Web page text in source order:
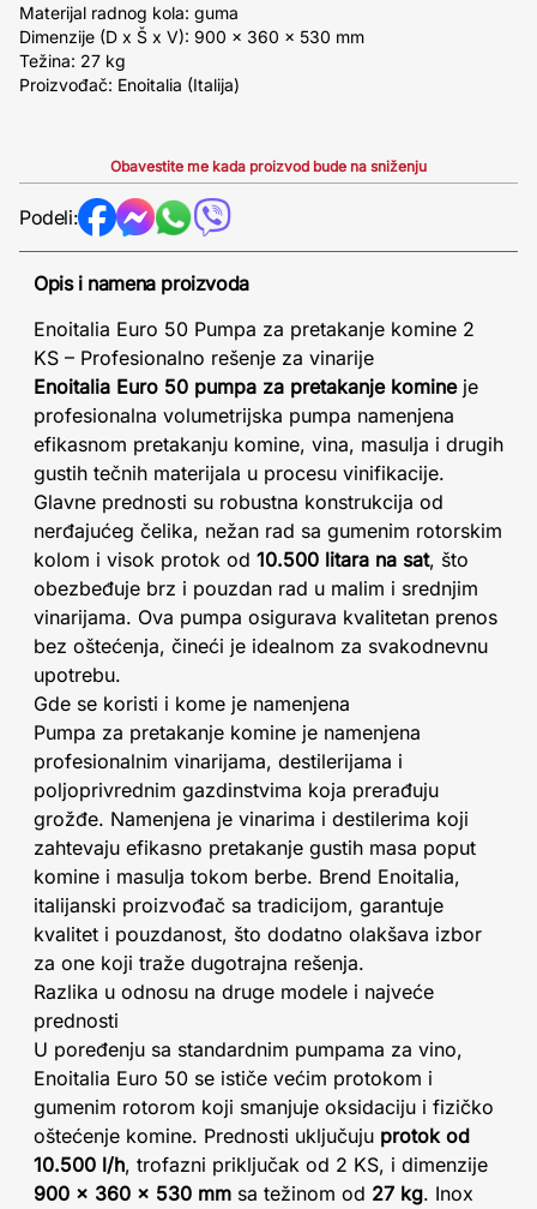
Materijal radnog kola: guma
Dimenzije (D x Š x V): 900 x 360 x 530 mm
Težina: 27 kg
Proizvođač: Enoitalia (Italija)
Obavestite me kada proizvod bude na sniženju
Podeli:
Opis i namena proizvoda
Enoitalia Euro 50 Pumpa za pretakanje komine 2
KS – Profesionalno rešenje za vinarije
Enoitalia Euro 50 pumpa za pretakanje komineje
profesionalna volumetrijska pumpa namenjena
efikasnom pretakanju komine, vina, masulja i drugih
gustih tečnih materijala u procesu vinifikacije.
Glavne prednosti su robustna konstrukcija od
nerđajućeg čelika, nežan rad sa gumenim rotorskim
kolom i visok protok od 10.500 litara na sat, što
obezbeđuje brz i pouzdan rad u malim i srednjim
vinarijama. Ova pumpa osigurava kvalitetan prenos
bez oštećenja, čineći je idealnom za svakodnevnu
upotrebu.
Gde se koristi i kome je namenjena
Pumpa za pretakanje komine je namenjena
profesionalnim vinarijama, destilerijama i
poljoprivrednim gazdinstvima koja prerađuju
grožđe. Namenjena je vinarima i destilerima koji
zahtevaju efikasno pretakanje gustih masa poput
komine i masulja tokom berbe. Brend Enoitalia,
italijanski proizvođač sa tradicijom, garantuje
kvalitet i pouzdanost, što dodatno olakšava izbor
za one koji traže dugotrajna rešenja.
Razlika u odnosu na druge modele i najveće
prednosti
U poređenju sa standardnim pumpama za vino,
Enoitalia Euro 50 se ističe većim protokom i
gumenim rotorom koji smanjuje oksidaciju i fizičko
oštećenje komine. Prednosti uključuju protok od
10.500 l/h, trofazni priključak od 2 KS, i dimenzije
900 x 360 x 530 mm sa težinom od 27 kg. Inox